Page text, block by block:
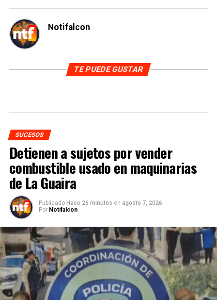
Notifalcon
TE PUEDE GUSTAR
SUCESOS
Detienen a sujetos por vender
combustible usado en maquinarias
de La Guaira
Publicado Hace 26 minutos on agosto 7, 2026
Por Notifalcon